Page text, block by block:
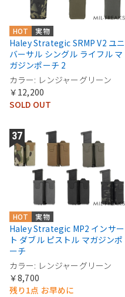
実物
HOT
Haley Strategic SRMP V2 ユニ
バーサル シングル ライフル マ
ガジンポーチ 2
カラー: レンジャーグリーン
￥12,200
SOLD OUT
実物
HOT
Haley Strategic MP2 インサー
ト ダブル ピストル マガジンポ
ーチ
カラー: レンジャーグリーン
￥8,700
残り1点 お早めに